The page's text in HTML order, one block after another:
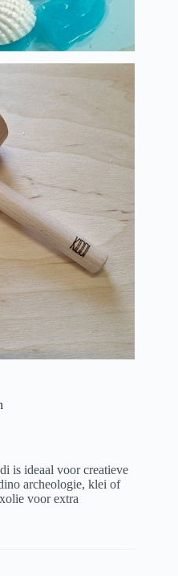
is ideaal voor creatieve
archeologie, klei of
voor extra